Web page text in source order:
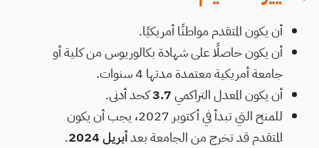
أن يكون المتقدم مواطنًا أمريكيًا.
أن يكون حاصلًا على شهادة بكالوريوس من كلية أو
جامعة أمريكية معتمدة مدتها 4 سنوات.
أن يكون المعدل التراكمي3.7كحد أدنى.
للمنح التي تبدأ في أكتوبر 2027، يجب أن يكون
المتقدم قد تخرج من الجامعة بعدأبريل 2024
.